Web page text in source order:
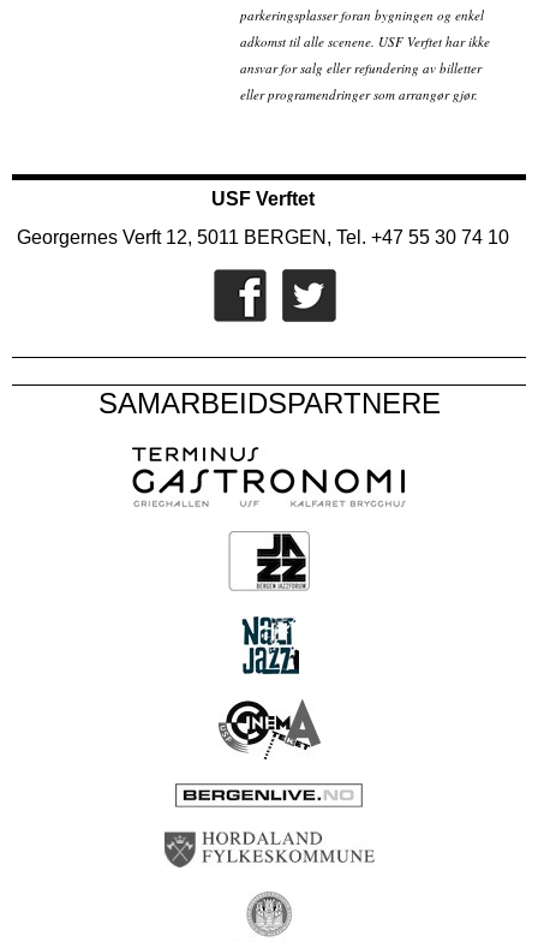
parkeringsplasser foran bygningen og enkel
adkomst til alle scenene. USF Verftet har ikke
ansvar for salg eller refundering av billetter
eller programendringer som arrangør gjør.
USF Verftet
Georgernes Verft 12, 5011 BERGEN, Tel. +47 55 30 74 10
SAMARBEIDSPARTNERE